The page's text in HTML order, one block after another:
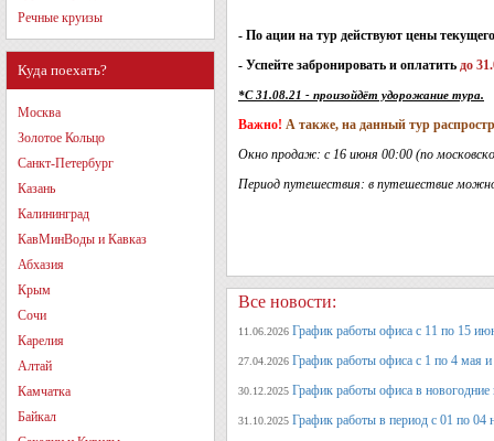
Речные круизы
Куда поехать?
Москва
Золотое Кольцо
Санкт-Петербург
Казань
Калининград
КавМинВоды и Кавказ
Абхазия
Крым
Сочи
Карелия
Алтай
Камчатка
Байкал
- По ации на тур действуют цены
- Успейте забронировать и оплатить до
*С 31.08.21 - произойдёт удорожание тура.
Важно! А также, на данный тур
Окно продаж: с 16 июня 00:00 (по
Период путешествия: в путешествие
Все новости:
11.06.2026 График работы офиса с 11 по 15
27.04.2026 График работы офиса с 1 по 4 мая
30.12.2025 График работы офиса в новогодние
31.10.2025 График работы в период с 01 по 04